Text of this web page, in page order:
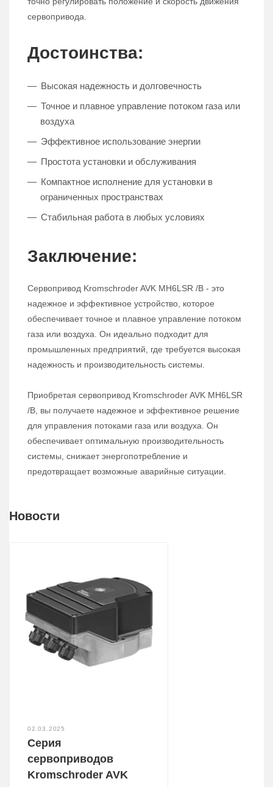
сервопривода.
Достоинства:
Высокая надежность и долговечность
Точное и плавное управление потоком газа или
воздуха
Эффективное использование энергии
Простота установки и обслуживания
Компактное исполнение для установки в
ограниченных пространствах
Стабильная работа в любых условиях
Заключение:
Сервопривод Kromschroder AVK MH6LSR /B - это
надежное и эффективное устройство, которое
обеспечивает точное и плавное управление потоком
газа или воздуха. Он идеально подходит для
промышленных предприятий, где требуется высокая
надежность и производительность системы.
Приобретая сервопривод Kromschroder AVK MH6LSR
/B, вы получаете надежное и эффективное решение
для управления потоками газа или воздуха. Он
обеспечивает оптимальную производительность
системы, снижает энергопотребление и
предотвращает возможные аварийные ситуации.
Новости
02.03.2025
Серия
сервоприводов
Kromschroder AVK